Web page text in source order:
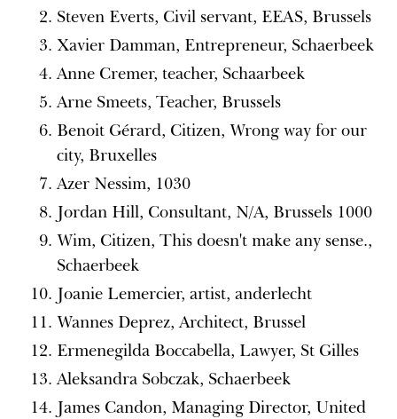
Steven Everts, Civil servant, EEAS, Brussels
Xavier Damman, Entrepreneur, Schaerbeek
Anne Cremer, teacher, Schaarbeek
Arne Smeets, Teacher, Brussels
Benoit Gérard, Citizen, Wrong way for our
city, Bruxelles
Azer Nessim, 1030
Jordan Hill, Consultant, N/A, Brussels 1000
Wim, Citizen, This doesn't make any sense.,
Schaerbeek
Joanie Lemercier, artist, anderlecht
Wannes Deprez, Architect, Brussel
Ermenegilda Boccabella, Lawyer, St Gilles
Aleksandra Sobczak, Schaerbeek
James Candon, Managing Director, United